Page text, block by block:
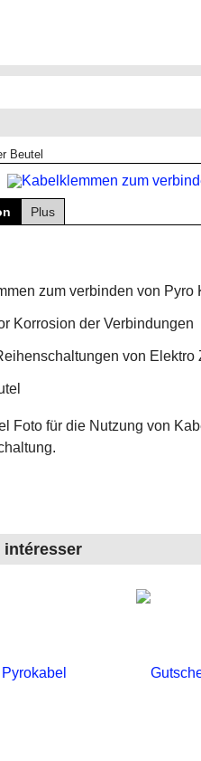
Beutel
Plus
zum verbinden von Pyro
Korrosion der Verbindungen
von Elektro
intéresser